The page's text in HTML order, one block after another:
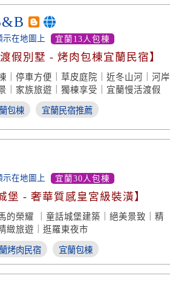
示在地圖上 宜蘭13人包棟
假別墅 - 烤肉包棟宜蘭民宿】
｜停車方便｜草皮庭院｜近冬山河｜河岸
｜家族旅遊｜獨棟享受｜宜蘭慢活渡假
包棟 宜蘭民宿推薦
示在地圖上 宜蘭30人包棟
堡 - 奢華質感皇宮級裝潢】
的榮耀 ｜童話城堡建築｜絕美景致｜精
緻旅遊｜逛羅東夜市
烤肉民宿 宜蘭包棟